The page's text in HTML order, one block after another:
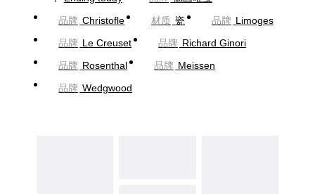
品牌 Christofle 材质 瓷 品牌 Limoges
品牌 Le Creuset 品牌 Richard Ginori
品牌 Rosenthal 品牌 Meissen
品牌 Wedgwood